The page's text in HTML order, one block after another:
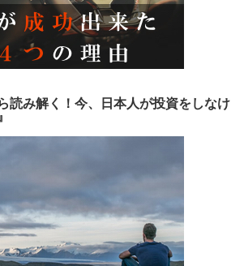
読み解く！今、日本人が投資をしなけ